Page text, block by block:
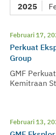
2025
Februari 17,
Perkuat
Group
GMF
Kemitraan
Februari 13,